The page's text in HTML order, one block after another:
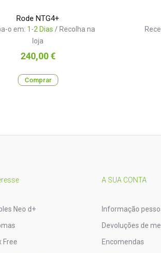
Rode NTG4+
o em: 1-2 Dias / Recolha na
loja
Preço
240,00 €
Comprar
Neo d+
Free
A SUA CONTA
Informação
Devoluções de
Encomendas